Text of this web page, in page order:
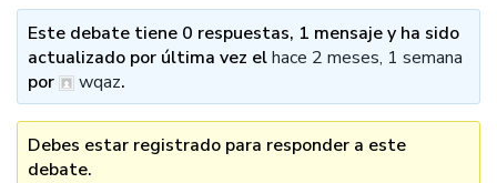
Este debate tiene 0 respuestas, 1 mensaje y ha sido
actualizado por última vez elhace 2 meses, 1 semana
por
wqaz.
Debes estar registrado para responder a este
debate.